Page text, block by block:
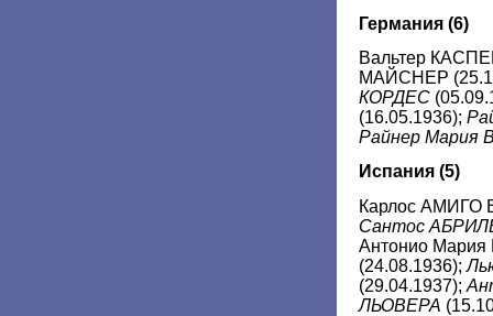
Германия (6)
Вальтер
МАЙСНЕР
КОРДЕС
(16.05.1936);
Райнер Мария
Испания (5)
Карлос АМИГО
Сантос
Антонио
(24.08.1936);
(29.04.1937);
ЛЬОВЕРА